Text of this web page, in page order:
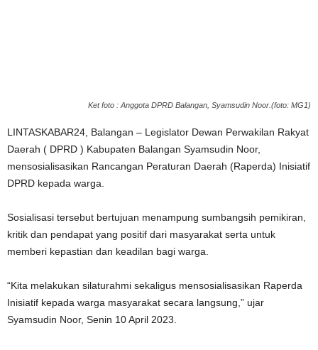
Ket foto : Anggota DPRD Balangan, Syamsudin Noor.(foto: MG1)
LINTASKABAR24, Balangan – Legislator Dewan Perwakilan Rakyat
Daerah ( DPRD ) Kabupaten Balangan Syamsudin Noor,
mensosialisasikan Rancangan Peraturan Daerah (Raperda) Inisiatif
DPRD kepada warga.
Sosialisasi tersebut bertujuan menampung sumbangsih pemikiran,
kritik dan pendapat yang positif dari masyarakat serta untuk
memberi kepastian dan keadilan bagi warga.
“Kita melakukan silaturahmi sekaligus mensosialisasikan Raperda
Inisiatif kepada warga masyarakat secara langsung,” ujar
Syamsudin Noor, Senin 10 April 2023.